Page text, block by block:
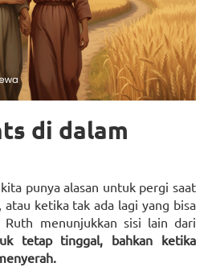
di dalam
punya alasan untuk pergi saat
atau ketika tak ada lagi yang bisa
Ruth menunjukkan sisi lain dari
tetap tinggal, bahkan ketika